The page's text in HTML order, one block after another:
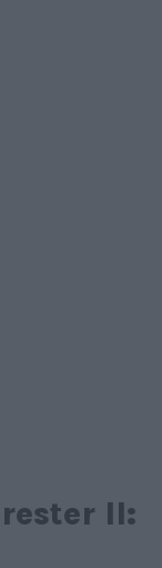
II: